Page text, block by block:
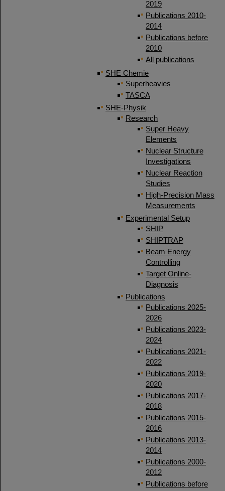
2019
Publications 2010-
2014
Publications before
2010
All publications
SHE Chemie
Superheavies
TASCA
SHE-Physik
Research
Super Heavy
Elements
Nuclear Structure
Investigations
Nuclear Reaction
Studies
High-Precision Mass
Measurements
Experimental Setup
SHIP
SHIPTRAP
Beam Energy
Controlling
Target Online-
Diagnosis
Publications
Publications 2025-
2026
Publications 2023-
2024
Publications 2021-
2022
Publications 2019-
2020
Publications 2017-
2018
Publications 2015-
2016
Publications 2013-
2014
Publications 2000-
2012
Publications before